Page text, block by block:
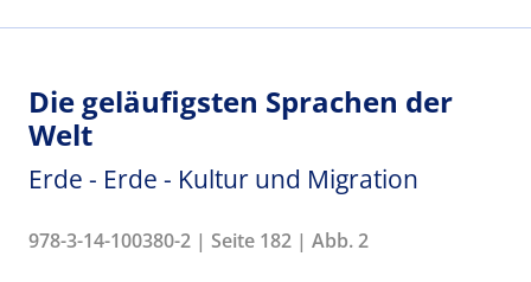
Die geläufigsten Sprachen der
Welt
Erde - Erde - Kultur und Migration
978-3-14-100380-2 | Seite 182 | Abb. 2